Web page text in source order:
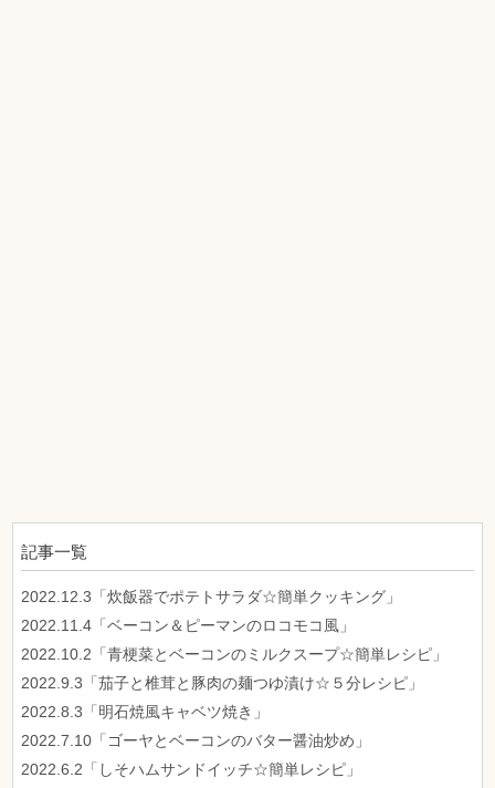
記事一覧
2022.12.3「炊飯器でポテトサラダ☆簡単クッキング」
2022.11.4「ベーコン＆ピーマンのロコモコ風」
2022.10.2「青梗菜とベーコンのミルクスープ☆簡単レシピ」
2022.9.3「茄子と椎茸と豚肉の麺つゆ漬け☆５分レシピ」
2022.8.3「明石焼風キャベツ焼き」
2022.7.10「ゴーヤとベーコンのバター醤油炒め」
2022.6.2「しそハムサンドイッチ☆簡単レシピ」